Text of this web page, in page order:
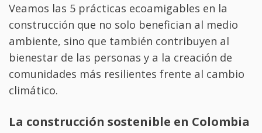
Veamos las 5 prácticas ecoamigables en la
construcción que no solo benefician al medio
ambiente, sino que también contribuyen al
bienestar de las personas y a la creación de
comunidades más resilientes frente al cambio
climático.
La construcción sostenible en Colombia